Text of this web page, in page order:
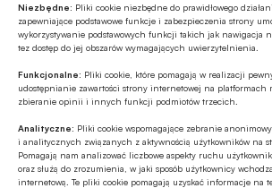
Niezbędne: Pliki cookie niezbędne do prawidłowego
zapewniające podstawowe funkcje i zabezpieczenia strony
wykorzystywanie podstawowych funkcji takich jak nawigacja
tez dostęp do jej obszarów wymagających uwierzytelnienia.
Funkcjonalne: Pliki cookie, które pomagają w realizacji
udostępnianie zawartości strony internetowej na platformach
zbieranie opinii i innych funkcji podmiotów trzecich.
Analityczne: Pliki cookie wspomagające zebranie
i analitycznych związanych z aktywnością użytkowników na
Pomagają nam analizować liczbowe aspekty ruchu
oraz służą do zrozumienia, w jaki sposób użytkownicy
internetową. Te pliki cookie pomagają uzyskać informacje na
mb
Źródło